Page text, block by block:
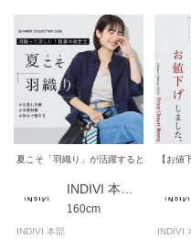
夏こそ「羽織り」が活躍するとき！おす
160cm
INDIVI 本部
【お
INDIVI